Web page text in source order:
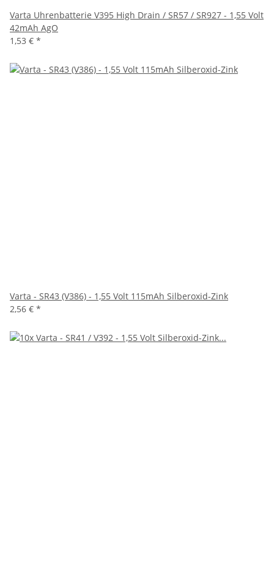
Varta Uhrenbatterie V395 High Drain / SR57 / SR927 - 1,55 Volt
42mAh AgO
1,53 € *
Varta - SR43 (V386) - 1,55 Volt 115mAh Silberoxid-Zink
2,56 € *